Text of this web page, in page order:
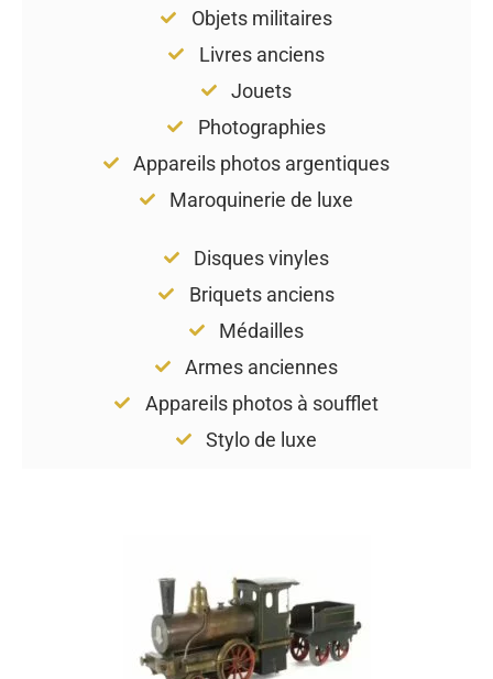
Objets militaires
Livres anciens
Jouets
Photographies
Appareils photos argentiques
Maroquinerie de luxe
Disques vinyles
Briquets anciens
Médailles
Armes anciennes
Appareils photos à soufflet
Stylo de luxe